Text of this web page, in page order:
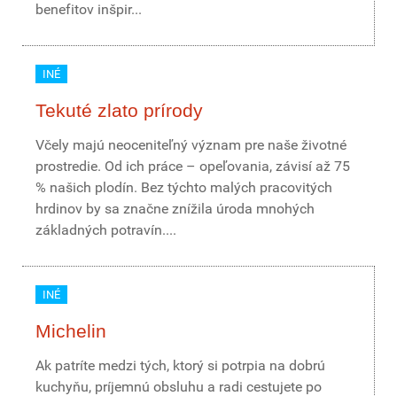
benefitov inšpir...
INÉ
Tekuté zlato prírody
Včely majú neoceniteľný význam pre naše životné
prostredie. Od ich práce – opeľovania, závisí až 75
% našich plodín. Bez týchto malých pracovitých
hrdinov by sa značne znížila úroda mnohých
základných potravín....
INÉ
Michelin
Ak patríte medzi tých, ktorý si potrpia na dobrú
kuchyňu, príjemnú obsluhu a radi cestujete po